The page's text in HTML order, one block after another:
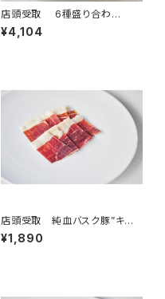
店頭受取 6種盛り合わ
せ ”グラン”（4名様）
¥4,104
店頭受取 純血バスク豚”キント
ア” 生ハム 50g 手切りスラ
イス ＜ピエール・オテイザ＞(フ
¥1,890